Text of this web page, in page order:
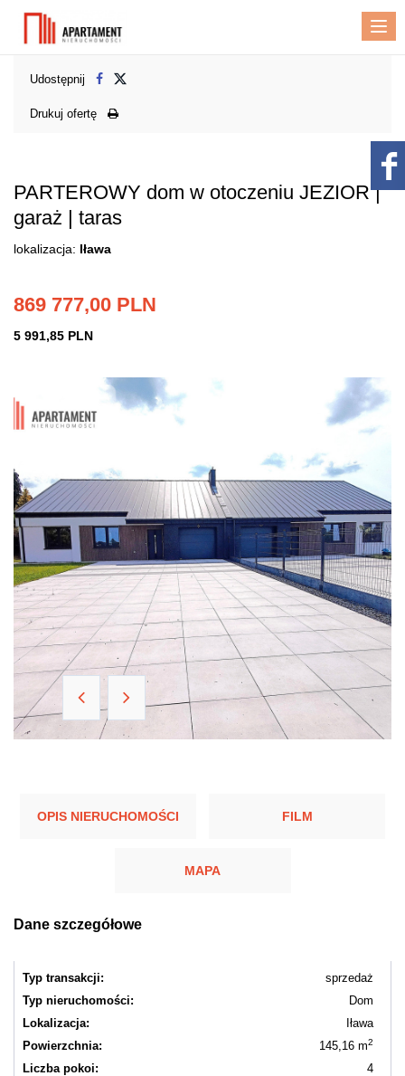
Udostępnij
Drukuj ofertę
PARTEROWY dom w otoczeniu JEZIOR |
garaż | taras
lokalizacja: Iława
869 777,00 PLN
5 991,85 PLN
OPIS NIERUCHOMOŚCI FILM
MAPA
Dane szczegółowe
Typ transakcji:
sprzedaż
Typ nieruchomości:
Dom
Lokalizacja:
Iława
Powierzchnia:
145,16 m2
Liczba pokoi:
4